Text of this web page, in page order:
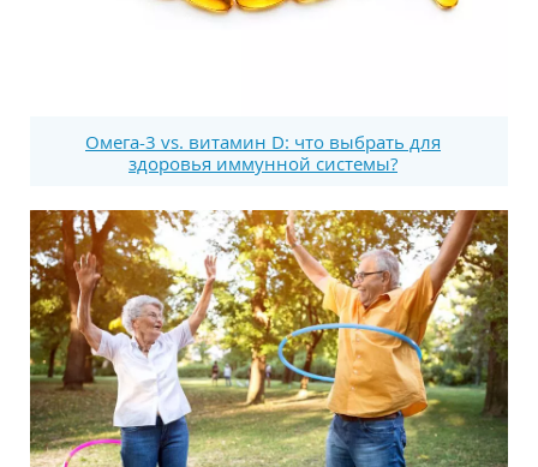
Омега-3 vs. витамин D: что выбрать для
здоровья иммунной системы?